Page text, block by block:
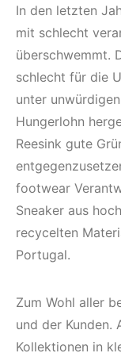
In den letzten
mit schlecht
überschwemmt.
schlecht für die
unter
Hungerlohn
Reesink gute
footwear
Sneaker aus
recycelten
Portugal.
Zum Wohl aller
und der Kunden.
Kollektionen in